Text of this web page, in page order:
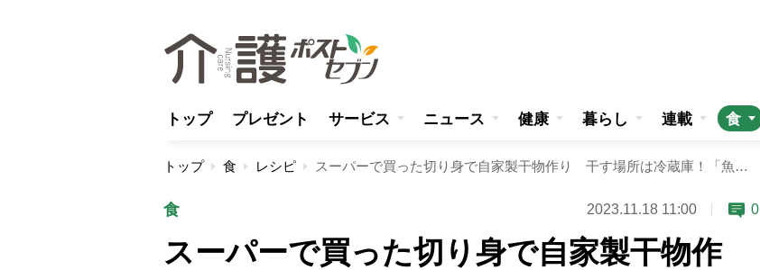
トップ プレゼント サービス ニュース 健康 暮らし 連載 食
トップ 食 レシピ スーパーで買った切り身で自家製干物作り 干す場所は冷蔵庫！「魚介はなんでもOK、無添加で安心安全」
食 2023.11.18 11:00 0
スーパーで買った切り身で自家製干物作